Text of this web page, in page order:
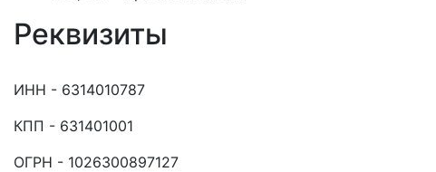
Реквизиты
ИНН - 6314010787
КПП - 631401001
ОГРН - 1026300897127